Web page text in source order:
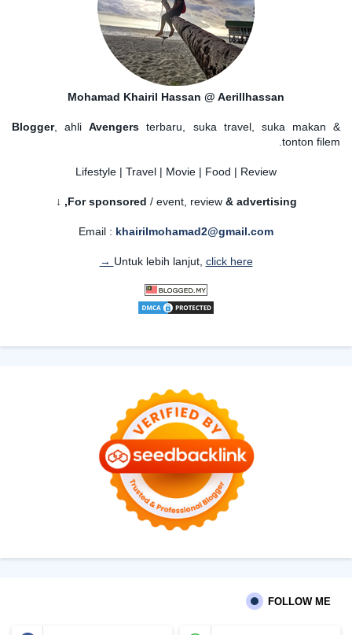
Mohamad Khairil Hassan @ Aerillhassan
Blogger, ahliAvengers terbaru, suka travel, suka makan &
tonton filem.
Lifestyle | Travel | Movie | Food | Review
For sponsored / event, review & advertising,
↓
Email : khairilmohamad2@gmail.com
Untuk lebih lanjut, click here →
FOLLOW ME